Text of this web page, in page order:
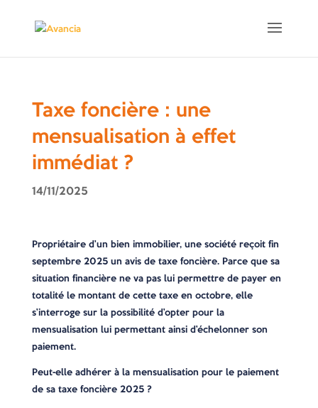
Taxe foncière : une
mensualisation à effet
immédiat ?
14/11/2025
Propriétaire d’un bien immobilier, une société reçoit fin
septembre 2025 un avis de taxe foncière. Parce que sa
situation financière ne va pas lui permettre de payer en
totalité le montant de cette taxe en octobre, elle
s’interroge sur la possibilité d’opter pour la
mensualisation lui permettant ainsi d’échelonner son
paiement.
Peut-elle adhérer à la mensualisation pour le paiement
de sa taxe foncière 2025 ?